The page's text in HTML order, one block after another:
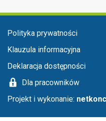
Menu stopka
Polityka prywatności
Klauzula informacyjna
Deklaracja dostępności
Dla pracowników
Projekt i wykonanie: